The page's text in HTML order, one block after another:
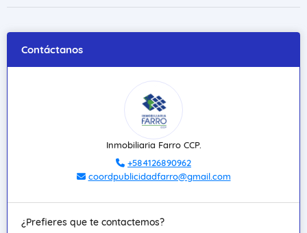
Contáctanos
Inmobiliaria Farro CCP.
+584126890962
coordpublicidadfarro@gmail.com
¿Prefieres que te contactemos?